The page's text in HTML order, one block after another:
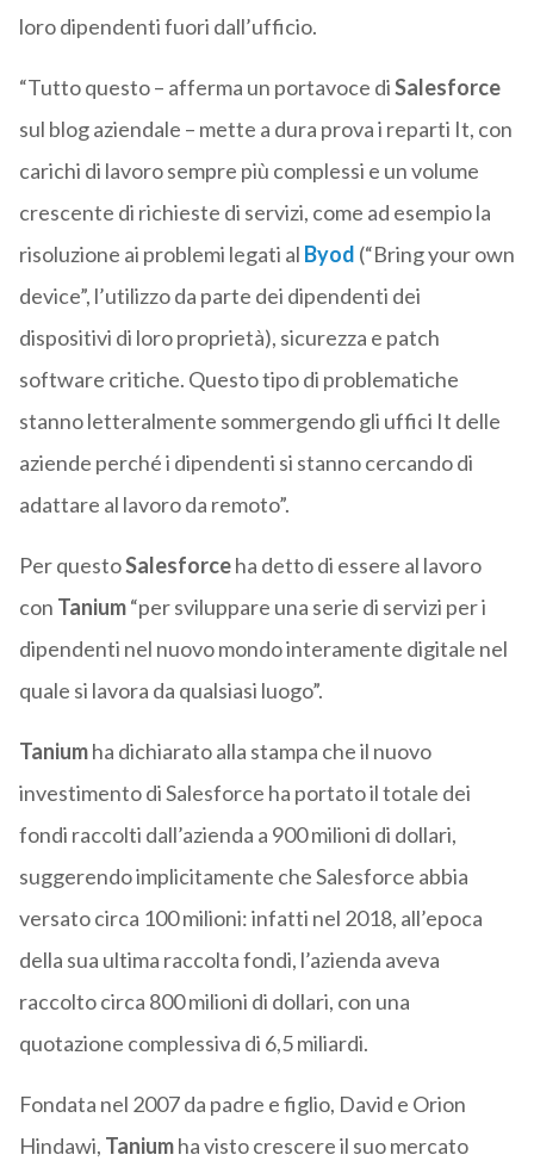
loro dipendenti fuori dall’ufficio.
“Tutto questo – afferma un portavoce diSalesforce
sul blog aziendale – mette a dura prova i reparti It, con
carichi di lavoro sempre più complessi e un volume
crescente di richieste di servizi, come ad esempio la
risoluzione ai problemi legati al Byod (“Bring your own
device”, l’utilizzo da parte dei dipendenti dei
dispositivi di loro proprietà), sicurezza e patch
software critiche. Questo tipo di problematiche
stanno letteralmente sommergendo gli uffici It delle
aziende perché i dipendenti si stanno cercando di
adattare al lavoro da remoto”.
Per questoSalesforceha detto di essere al lavoro
con Tanium“per sviluppare una serie di servizi per i
dipendenti nel nuovo mondo interamente digitale nel
quale si lavora da qualsiasi luogo”.
Taniumha dichiarato alla stampa che il nuovo
investimento di Salesforce ha portato il totale dei
fondi raccolti dall’azienda a 900 milioni di dollari,
suggerendo implicitamente che Salesforce abbia
versato circa 100 milioni: infatti nel 2018, all’epoca
della sua ultima raccolta fondi, l’azienda aveva
raccolto circa 800 milioni di dollari, con una
quotazione complessiva di 6,5 miliardi.
Fondata nel 2007 da padre e figlio, David e Orion
Hindawi, Taniumha visto crescere il suo mercato